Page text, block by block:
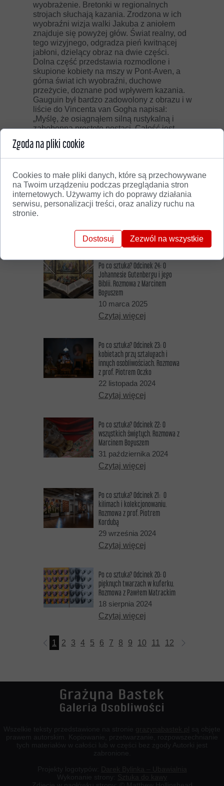
wyobrażenie. Bretonki w regionalnych
strojach słuchają kazania. Zrodzona w ich
wyobraźni wizja walki Jakuba z aniołem
znajduje się powyżej głów. Świat realny, od
tego wizyjnego, odgradza pień kwitnącej
jabłoni, dzielący obraz na dwie części.
Dolna część przedstawia rozmodlone i
skupione kobiety na mszy w Pont-Aven, a
górna świat ich wyobraźni, duchowe
przeżycie, doznane pod wpływem kazania.
Gauguin był bardzo zadowolony z obrazu i w
liście do Vincenta van Gogha napisał:
„Myślę, że osiągnąłem silną rustykalną i
zabobonną prostotę postaci. Całość jest
bardzo mocna”.
Paul Gauguin, „Wizja po kazaniu, czyli
Gallery of Scotland –w audycji Polskiego
Radia „Jest taki obraz”.
Po co sztuka? Odcinek 24: O
Johannesie Gutenbergu i jego
Biblii. Rozmowa z Marcinem
Boguszem
10 marca 2025
Czytaj więcej
Po co sztuka? Odcinek 23: O
kobietach przy sztalugach i
innych osobliwościach. Rozmowa
z prof. Piotrem Oczko
22 listopada 2024
Czytaj więcej
Po co sztuka? Odcinek 22: O
wszystkich świętych. Rozmowa z
Marcinem Boguszem
31 października 2024
Czytaj więcej
Po co sztuka? Odcinek 21: O
kilimach i kolekcjonowaniu.
Rozmowa z prof. Piotrem
Kordubą
29 września 2024
Czytaj więcej
Po co sztuka? Odcinek 20: O
pięknych twarzach w kuferku.
Rozmowa z Pawłem Matrackim
18 sierpnia 2024
Czytaj więcej
1 2 3 4 5 6 7 8 9 10 11 12 13
Może zainteresuje Cię...
Zgoda na pliki cookie
Cookies to małe pliki danych, które są przechowywane
na Twoim urządzeniu podczas przeglądania stron
internetowych. Używamy ich do poprawy działania
serwisu, personalizacji treści, oraz analizy ruchu na
stronie.
Dostosuj Zezwól na wszystkie